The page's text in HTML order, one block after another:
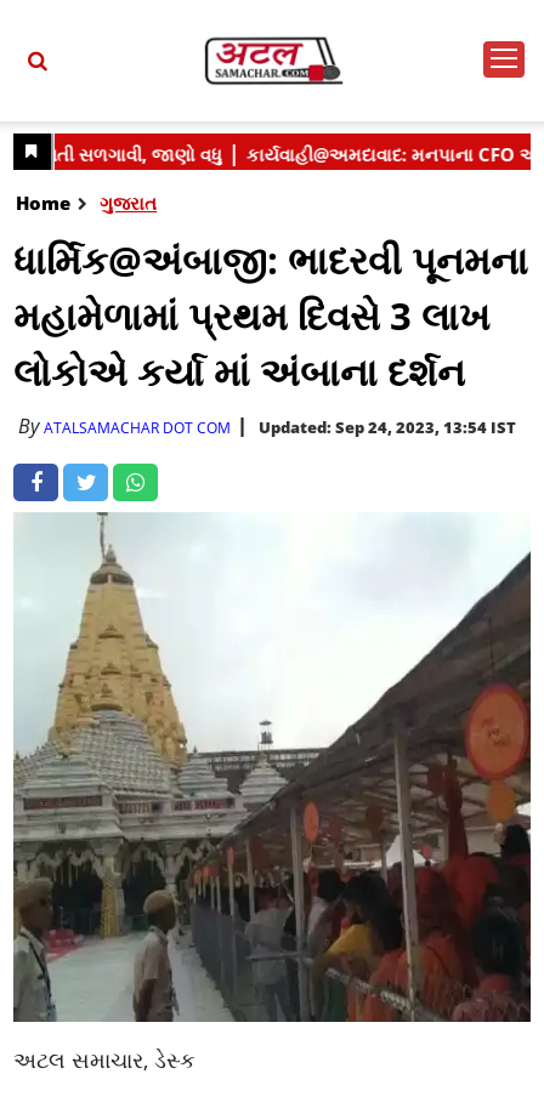
Home ગુજરાત
ધાર્મિક@અંબાજી: ભાદરવી પૂનમના
મહામેળામાં પ્રથમ દિવસે 3 લાખ
લોકોએ કર્યા માં અંબાના દર્શન
ByATALSAMACHAR DOT COM Updated: Sep 24, 2023, 13:54 IST
અટલ સમાચાર, ડેસ્ક